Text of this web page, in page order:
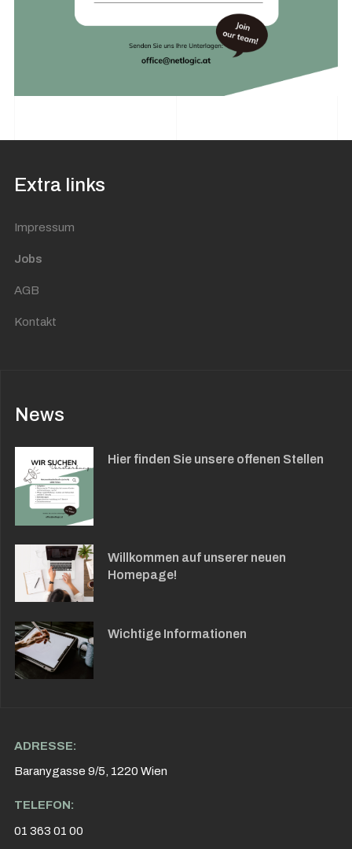
Extra links
Impressum
Jobs
AGB
Kontakt
News
Hier finden Sie unsere offenen Stellen
Willkommen auf unserer neuen
Homepage!
Wichtige Informationen
ADRESSE:
Baranygasse 9/5, 1220 Wien
TELEFON:
01 363 01 00